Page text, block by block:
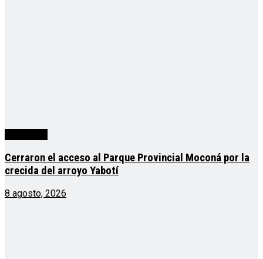
Cerraron el acceso al Parque Provincial Moconá por la
crecida del arroyo Yabotí
8 agosto, 2026